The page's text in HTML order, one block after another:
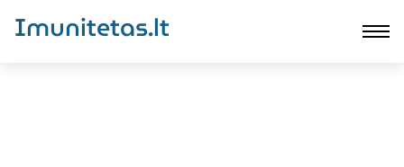
Imunitetas.lt